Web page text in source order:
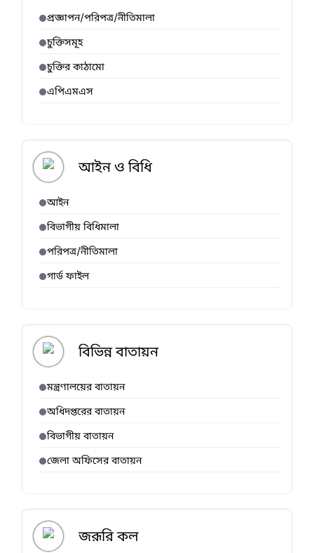
প্রজ্ঞাপন/পরিপত্র/নীতিমালা
চুক্তিসমূহ
চুক্তির কাঠামো
এপিএমএস
আইন ও বিধি
আইন
বিভাগীয় বিধিমালা
পরিপত্র/নীতিমালা
গার্ড ফাইল
বিভিন্ন বাতায়ন
মন্ত্রণালয়ের বাতায়ন
অধিদপ্তরের বাতায়ন
বিভাগীয় বাতায়ন
জেলা অফিসের বাতায়ন
জরূরি কল